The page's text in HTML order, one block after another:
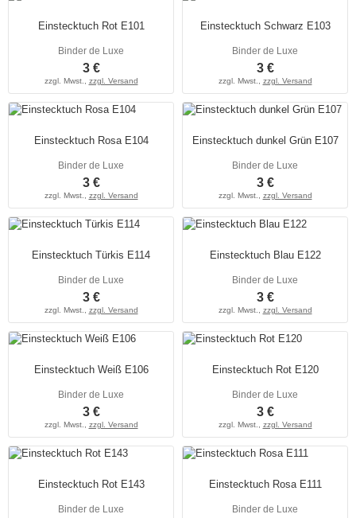
Einstecktuch Rot E101
Binder de Luxe
3 €
zzgl. Mwst., zzgl. Versand
Einstecktuch Schwarz E103
Binder de Luxe
3 €
zzgl. Mwst., zzgl. Versand
Einstecktuch Rosa E104
Binder de Luxe
3 €
zzgl. Mwst., zzgl. Versand
Einstecktuch dunkel Grün E107
Binder de Luxe
3 €
zzgl. Mwst., zzgl. Versand
Einstecktuch Türkis E114
Binder de Luxe
3 €
zzgl. Mwst., zzgl. Versand
Einstecktuch Blau E122
Binder de Luxe
3 €
zzgl. Mwst., zzgl. Versand
Einstecktuch Weiß E106
Binder de Luxe
3 €
zzgl. Mwst., zzgl. Versand
Einstecktuch Rot E120
Binder de Luxe
3 €
zzgl. Mwst., zzgl. Versand
Einstecktuch Rot E143
Binder de Luxe
Einstecktuch Rosa E111
Binder de Luxe